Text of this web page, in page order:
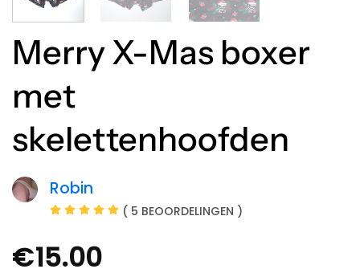
Merry X-Mas boxer
met
skelettenhoofden
Robin
( 5 BEOORDELINGEN )
€15.00